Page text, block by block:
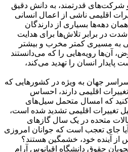
قدرتمند، به دانش دقیق
اقلیمی ناشی از اعمال انسانی
دهه‌ها بسیاری از دارندگان
در برابر تلاش‌‌ها برای هدایت
به مسیری کمتر مخرب و بیشتر
آن‌ها رویه‌هایی را که می‌دانستند
پایدار انسان را تهدید می‌کند،
جهان به ویژه در کشورهایی که
اقلیمی دارند، احساس
که امسال متحمل سیل‌های
تغییرات اقلیمی تشدید شده است،
متحده در یک سال گازهای
جای تعجب است که جوانان امروزی
از آینده خود، خشمگین هستند؟
از دانشجویان حقوق دانشگاه اقیانوس آرام